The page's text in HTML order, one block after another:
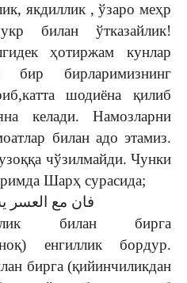
якдиллик , ўзаро меҳр
билан ўтказайлик!
ҳотиржам кунлар
бир бирларимизнинг
шодиёна қилиб
келади. Намозларни
билан адо этамиз.
чўзилмайди. Чунки
Шарҳ сурасида;
فان مع العسر
билан бирга
енгиллик бордур.
бирга (қийинчиликдан